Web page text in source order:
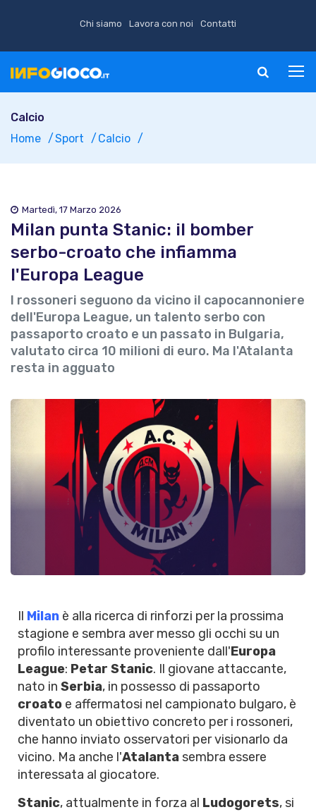
Chi siamo Lavora con noi Contatti
Calcio
Home
Sport Calcio
Martedì, 17 Marzo 2026
Milan punta Stanic: il bomber
serbo-croato che infiamma
l'Europa League
I rossoneri seguono da vicino il capocannoniere
dell'Europa League, un talento serbo con
passaporto croato e un passato in Bulgaria,
valutato circa 10 milioni di euro. Ma l'Atalanta
resta in agguato
Il Milan è alla ricerca di rinforzi per la prossima
stagione e sembra aver messo gli occhi su un
profilo interessante proveniente dall'Europa
League: Petar Stanic. Il giovane attaccante,
nato in Serbia, in possesso di passaporto
croato e affermatosi nel campionato bulgaro, è
diventato un obiettivo concreto per i rossoneri,
che hanno inviato osservatori per visionarlo da
vicino. Ma anche l'Atalanta sembra essere
interessata al giocatore.
Stanic, attualmente in forza al Ludogorets, si